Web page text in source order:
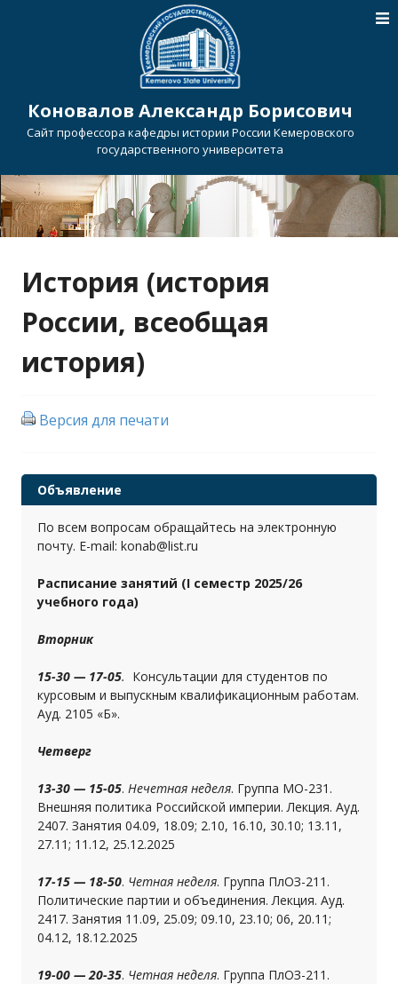
Коновалов Александр Борисович
Сайт профессора кафедры истории России Кемеровского
государственного университета
История (история
России, всеобщая
история)
Версия для печати
Объявление
По всем вопросам обращайтесь на электронную
почту. E-mail: konab@list.ru
Расписание занятий (I семестр 2025/26
учебного года)
Вторник
15-30 — 17-05. Консультации для студентов по
курсовым и выпускным квалификационным работам.
Ауд. 2105 «Б».
Четверг
13-30 — 15-05. Нечетная неделя. Группа МО-231.
Внешняя политика Российской империи. Лекция. Ауд.
2407. Занятия 04.09, 18.09; 2.10, 16.10, 30.10; 13.11,
27.11; 11.12, 25.12.2025
17-15 — 18-50. Четная неделя. Группа ПлОЗ-211.
Политические партии и объединения. Лекция. Ауд.
2417. Занятия 11.09, 25.09; 09.10, 23.10; 06, 20.11;
04.12, 18.12.2025
19-00 — 20-35. Четная неделя. Группа ПлОЗ-211.